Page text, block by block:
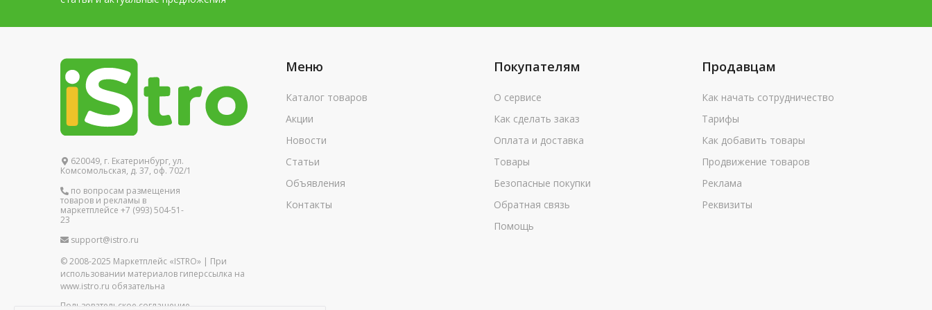
620049, г. Екатеринбург, ул.
Комсомольская, д. 37, оф. 702/1
по вопросам размещения
товаров и рекламы в
маркетплейсе +7 (993) 504-51-
23
support@istro.ru
© 2008-2025 Маркетплейс «ISTRO» | При
использовании материалов гиперссылка на
www.istro.ru обязательна
Пользовательское соглашение
Меню
Каталог товаров
Акции
Новости
Статьи
Объявления
Контакты
Покупателям
О сервисе
Как сделать заказ
Оплата и доставка
Товары
Безопасные покупки
Обратная связь
Помощь
Продавцам
Как начать сотрудничество
Тарифы
Как добавить товары
Продвижение товаров
Реклама
Реквизиты